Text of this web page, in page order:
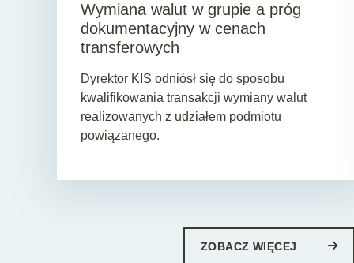
Wymiana walut w grupie a próg
dokumentacyjny w cenach
transferowych
Dyrektor KIS odniósł się do sposobu
kwalifikowania transakcji wymiany walut
realizowanych z udziałem podmiotu
powiązanego.
ZOBACZ WIĘCEJ